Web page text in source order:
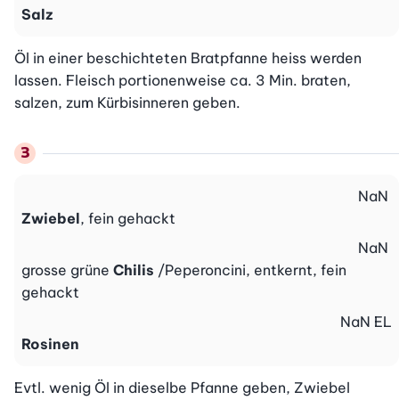
Salz
Öl in einer beschichteten Bratpfanne heiss werden
lassen. Fleisch portionenweise ca. 3 Min. braten,
salzen, zum Kürbisinneren geben.
Zwiebel, fein gehackt
NaN
grosse grüne Chilis /Peperoncini, entkernt, fein
gehackt
NaN
Rosinen
NaN EL
Evtl. wenig Öl in dieselbe Pfanne geben, Zwiebel